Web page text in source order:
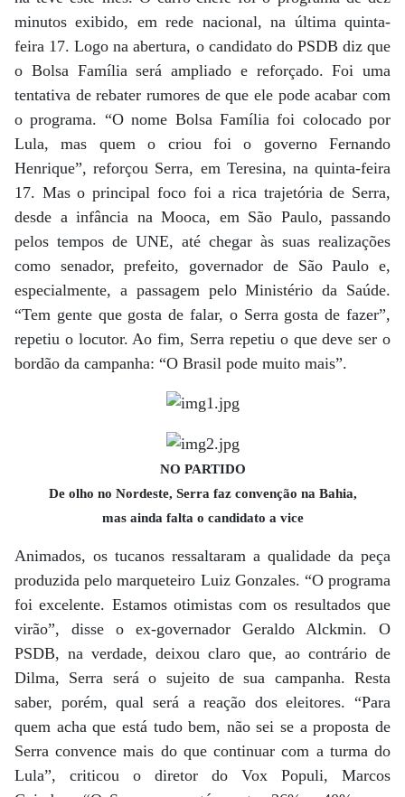
minutos exibido, em rede nacional, na última quinta-
feira 17. Logo na abertura, o candidato do PSDB diz que
o Bolsa Família será ampliado e reforçado. Foi uma
tentativa de rebater rumores de que ele pode acabar com
o programa. “O nome Bolsa Família foi colocado por
Lula, mas quem o criou foi o governo Fernando
Henrique”, reforçou Serra, em Teresina, na quinta-feira
17. Mas o principal foco foi a rica trajetória de Serra,
desde a infância na Mooca, em São Paulo, passando
pelos tempos de UNE, até chegar às suas realizações
como senador, prefeito, governador de São Paulo e,
especialmente, a passagem pelo Ministério da Saúde.
“Tem gente que gosta de falar, o Serra gosta de fazer”,
repetiu o locutor. Ao fim, Serra repetiu o que deve ser o
bordão da campanha: “O Brasil pode muito mais”.
NO PARTIDO
De olho no Nordeste, Serra faz convenção na Bahia,
mas ainda falta o candidato a vice
Animados, os tucanos ressaltaram a qualidade da peça
produzida pelo marqueteiro Luiz Gonzales. “O programa
foi excelente. Estamos otimistas com os resultados que
virão”, disse o ex-governador Geraldo Alckmin. O
PSDB, na verdade, deixou claro que, ao contrário de
Dilma, Serra será o sujeito de sua campanha. Resta
saber, porém, qual será a reação dos eleitores. “Para
quem acha que está tudo bem, não sei se a proposta de
Serra convence mais do que continuar com a turma do
Lula”, criticou o diretor do Vox Populi, Marcos